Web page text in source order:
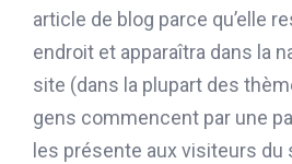
article de blog parce qu’elle
endroit et apparaîtra dans la
site (dans la plupart des
gens commencent par une
les présente aux visiteurs du